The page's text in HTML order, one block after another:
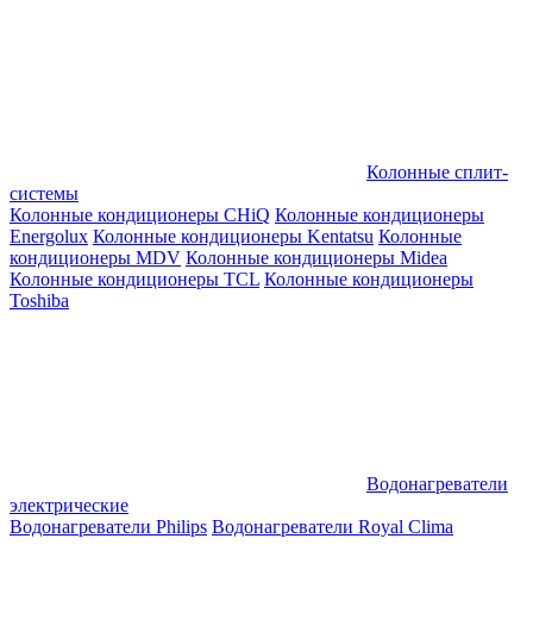
Колонные сплит-
системы
Колонные кондиционеры CHiQ Колонные кондиционеры
Energolux Колонные кондиционеры Kentatsu Колонные
кондиционеры MDV Колонные кондиционеры Midea
Колонные кондиционеры TCL Колонные кондиционеры
Toshiba
Водонагреватели
электрические
Водонагреватели Philips Водонагреватели Royal Clima